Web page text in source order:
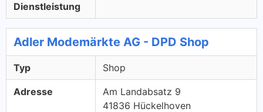
Dienstleistung
Adler Modemärkte AG - DPD Shop
Typ Shop
Adresse
Am Landabsatz 9
41836 Hückelhoven